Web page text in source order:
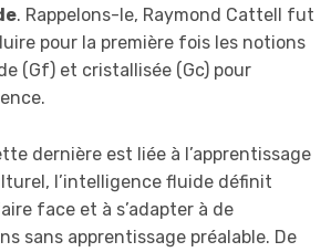
. Rappelons-le, Raymond Cattell fut
pour la première fois les notions
(Gf) et cristallisée (Gc) pour
dernière est liée à l’apprentissage
l’intelligence fluide définit
face et à s’adapter à de
sans apprentissage préalable. De